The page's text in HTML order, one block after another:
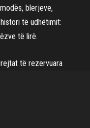
blerjeve,
të udhëtimit:
të lirë.
të rezervuara